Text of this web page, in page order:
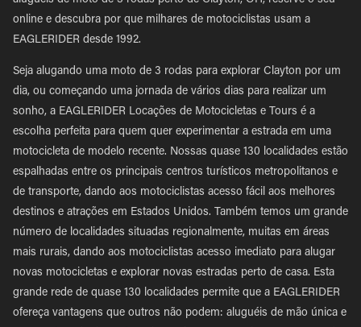
online e descubra por que milhares de motociclistas usam a
EAGLERIDER desde 1992.
Seja alugando uma moto de 3 rodas para explorar Clayton por um
dia, ou começando uma jornada de vários dias para realizar um
sonho, a EAGLERIDER Locações de Motocicletas e Tours é a
escolha perfeita para quem quer experimentar a estrada em uma
motocicleta de modelo recente. Nossas quase 130 localidades estão
espalhadas entre os principais centros turísticos metropolitanos e
de transporte, dando aos motociclistas acesso fácil aos melhores
destinos e atrações em Estados Unidos. Também temos um grande
número de localidades situadas regionalmente, muitas em áreas
mais rurais, dando aos motociclistas acesso imediato para alugar
novas motocicletas e explorar novas estradas perto de casa. Esta
grande rede de quase 130 localidades permite que a EAGLERIDER
ofereça vantagens que outros não podem: aluguéis de mão única e